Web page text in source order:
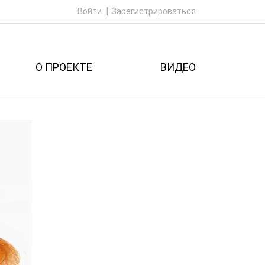
Войти Зарегистрироваться
О ПРОЕКТЕ ВИДЕО